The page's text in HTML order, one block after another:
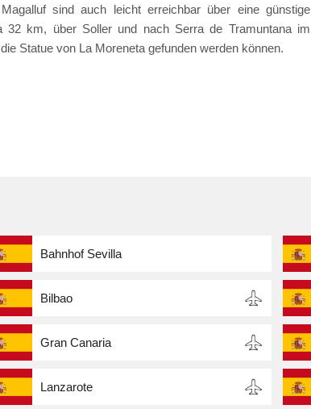
sind auch leicht erreichbar über eine günstige
km, über Soller und nach Serra de Tramuntana im
Statue von La Moreneta gefunden werden können.
Bahnhof Sevilla
Bilbao
Gran Canaria
Lanzarote